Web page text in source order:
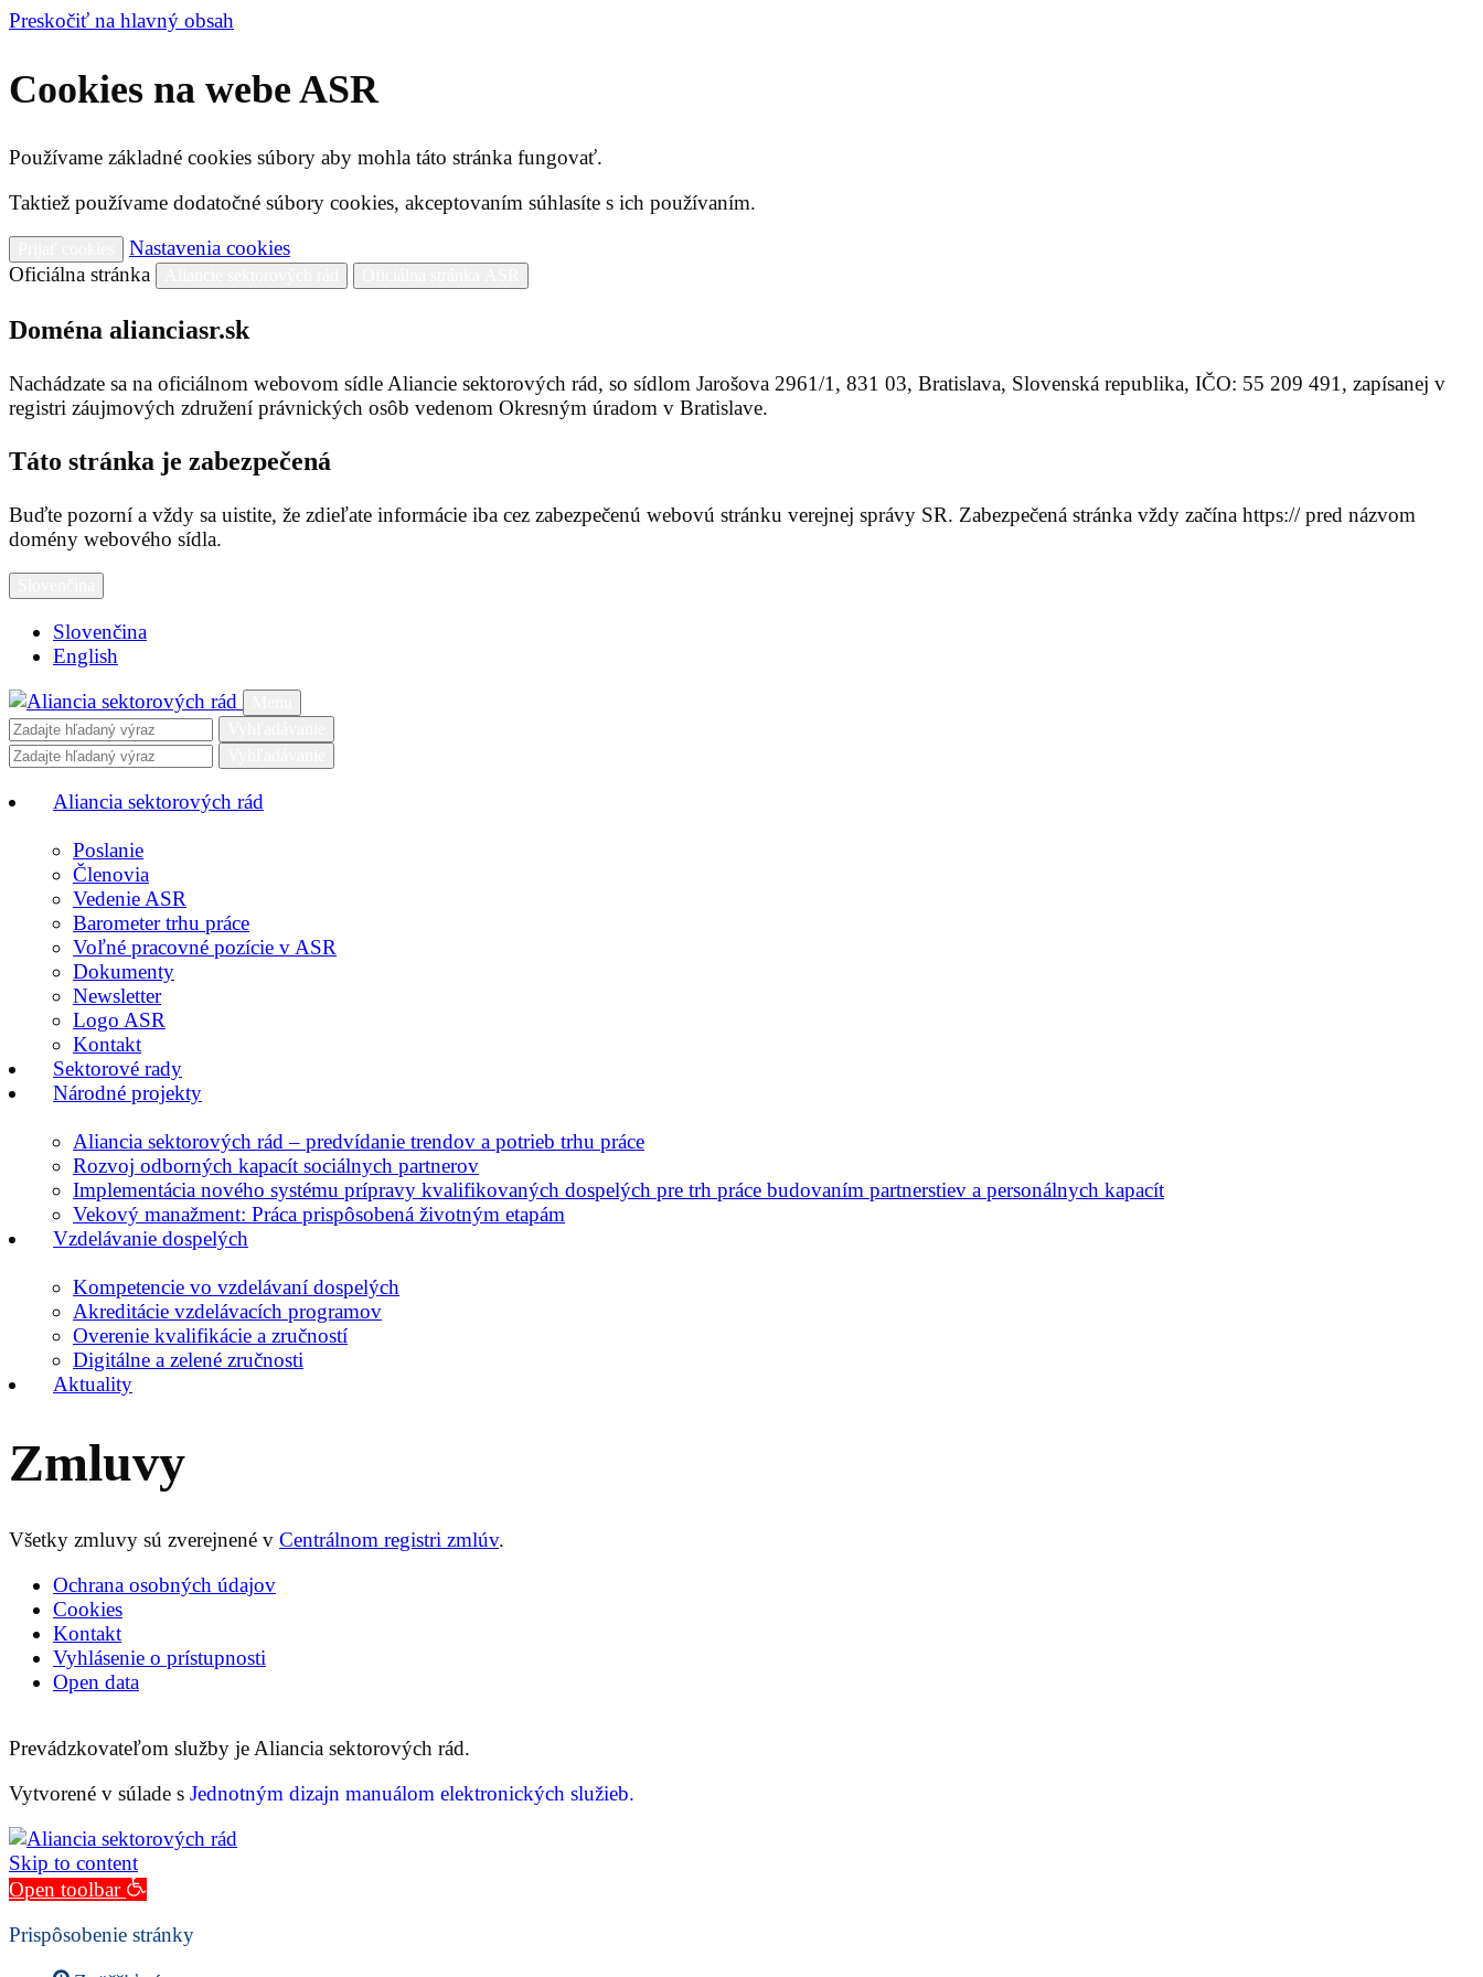
Preskočiť na hlavný obsah
Cookies na webe ASR
Používame základné cookies súbory aby mohla táto stránka fungovať.
Taktiež používame dodatočné súbory cookies, akceptovaním súhlasíte s ich používaním.
Nastavenia cookies
Oficiálna stránka
Doména alianciasr.sk
Nachádzate sa na oficiálnom webovom sídle Aliancie sektorových rád, so sídlom Jarošova 2961/1, 831 03, Bratislava, Slovenská republika, IČO: 55 209 491, zapísanej v
registri záujmových združení právnických osôb vedenom Okresným úradom v Bratislave.
Táto stránka je zabezpečená
Buďte pozorní a vždy sa uistite, že zdieľate informácie iba cez zabezpečenú webovú stránku verejnej správy SR. Zabezpečená stránka vždy začína https:// pred názvom
domény webového sídla.
Slovenčina
English
Aliancia sektorových rád
Poslanie
Členovia
Vedenie ASR
Barometer trhu práce
Voľné pracovné pozície v ASR
Dokumenty
Newsletter
Logo ASR
Kontakt
Sektorové rady
Národné projekty
Aliancia sektorových rád – predvídanie trendov a potrieb trhu práce
Rozvoj odborných kapacít sociálnych partnerov
Implementácia nového systému prípravy kvalifikovaných dospelých pre trh práce budovaním partnerstiev a personálnych kapacít
Vekový manažment: Práca prispôsobená životným etapám
Vzdelávanie dospelých
Kompetencie vo vzdelávaní dospelých
Akreditácie vzdelávacích programov
Overenie kvalifikácie a zručností
Digitálne a zelené zručnosti
Aktuality
Zmluvy
Všetky zmluvy sú zverejnené v Centrálnom registri zmlúv.
Ochrana osobných údajov
Cookies
Kontakt
Vyhlásenie o prístupnosti
Open data
Prevádzkovateľom služby je Aliancia sektorových rád.
Vytvorené v súlade s Jednotným dizajn manuálom elektronických služieb.
Skip to content
Open toolbar
Prispôsobenie stránky